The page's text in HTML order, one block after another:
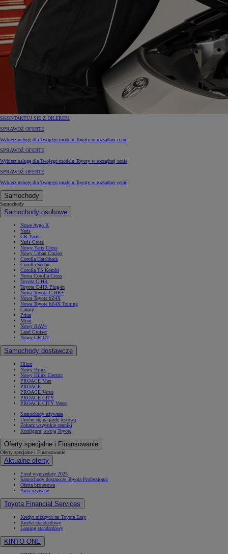
SKONTAKTUJ SIĘ Z DILEREM
SPRAWDŹ OFERTĘ
Wybierz usługę dla Twojego modelu Toyoty w rozsądnej cenie
SPRAWDŹ OFERTĘ
Wybierz usługę dla Twojego modelu Toyoty w rozsądnej cenie
SPRAWDŹ OFERTĘ
Wybierz usługę dla Twojego modelu Toyoty w rozsądnej cenie
Samochody
Samochody
Samochody osobowe
Nowe Aygo X
Yaris
GR Yaris
Yaris Cross
Nowy Yaris Cross
Nowy Urban Cruiser
Corolla Hatchback
Corolla Sedan
Corolla TS Kombi
Nowa Corolla Cross
Toyota C-HR
Toyota C-HR Plug-in
Nowa Toyota C-HR+
Nowa Toyota bZ4X
Nowa Toyota bZ4X Touring
Camry
Prius
Mirai
Nowy RAV4
Land Cruiser
Nowy GR GT
Samochody dostawcze
Hilux
Nowy Hilux
Nowy Hilux Electric
PROACE Max
PROACE
PROACE Verso
PROACE CITY
PROACE CITY Verso
Samochody używane
Umów się na jazdę testową
Zobacz wszystkie cenniki
Konfiguruj swoją Toyotę
Oferty specjalne i Finansowanie
Oferty specjalne i Finansowanie
Aktualne oferty
Finał wyprzedaży 2025
Samochody dostawcze Toyota Professional
Oferta biznesowa
Auta używane
Toyota Financial Services
Kredyt niższych rat Toyota Easy
Kredyt standardowy
Leasing standardowy
KINTO ONE